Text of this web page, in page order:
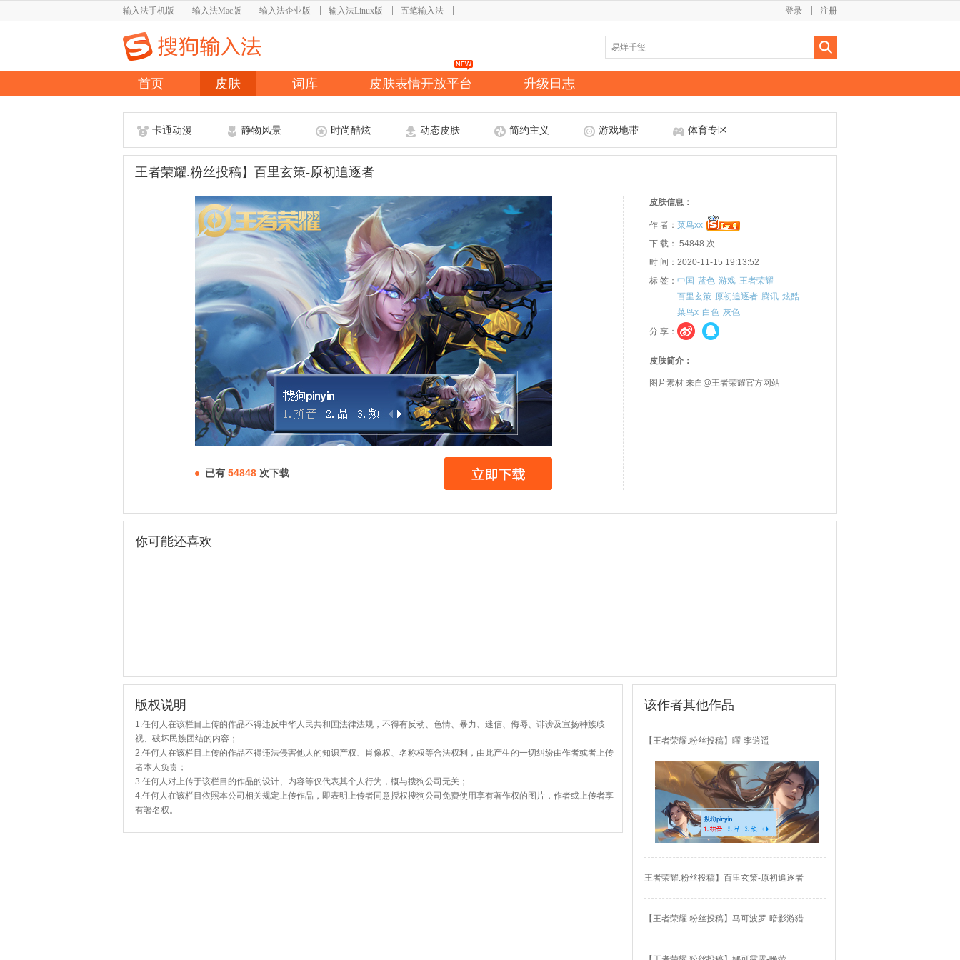
输入法手机版 输入法Mac版 输入法企业版 输入法Linux版 五笔输入法 注册
登录
首页 皮肤 词库 皮肤表情开放平台 升级日志
卡通动漫 静物风景 时尚酷炫 动态皮肤 简约主义 游戏地带 体育专区
王者荣耀.粉丝投稿】百里玄策-原初追逐者
已有 54848 次下载
皮肤信息：
作 者： 菜鸟xx
下 载： 54848 次
时 间：2020-11-15 19:13:52
标 签： 中国 蓝色 游戏 王者荣耀
百里玄策 原初追逐者 腾讯 炫酷
菜鸟x 白色 灰色
分 享：
皮肤简介：
图片素材 来自@王者荣耀官方网站
你可能还喜欢
版权说明
1.任何人在该栏目上传的作品不得违反中华人民共和国法律法规，不得有反动、色情、暴力、迷信、侮辱、诽谤及宣扬种族歧
视、破坏民族团结的内容；
2.任何人在该栏目上传的作品不得违法侵害他人的知识产权、肖像权、名称权等合法权利，由此产生的一切纠纷由作者或者上传
者本人负责；
3.任何人对上传于该栏目的作品的设计、内容等仅代表其个人行为，概与搜狗公司无关；
4.任何人在该栏目依照本公司相关规定上传作品，即表明上传者同意授权搜狗公司免费使用享有著作权的图片，作者或上传者享
有署名权。
该作者其他作品
【王者荣耀.粉丝投稿】曜-李逍遥
王者荣耀.粉丝投稿】百里玄策-原初追逐者
【王者荣耀.粉丝投稿】马可波罗-暗影游猎